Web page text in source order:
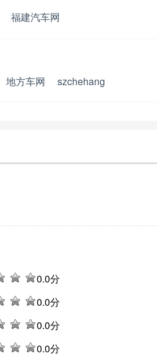
福建汽车网
地方车网 szchehang
0.0分
0.0分
0.0分
0.0分